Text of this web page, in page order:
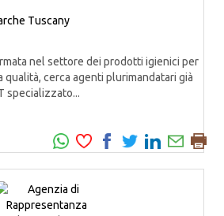
Tuscany
nel settore dei prodotti igienici per
qualità, cerca agenti plurimandatari già
specializzato...